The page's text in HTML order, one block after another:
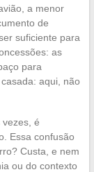
a menor
de
suficiente para
as
para
aqui, não
é
Essa confusão
Custa, e nem
ou do contexto